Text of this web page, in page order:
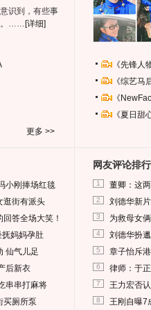
识到，有些事
。…… [详细]
更多 >>
《先锋
《综艺
《
《夏日
小刚捧场红毯
逛街有派头
答全场大笑！
妈妈孕肚
仙气儿足
后新衣
串串打麻将
买厕所泵
网友评论排行
1 董卿：这
2 刘德华新
3 为救母女
4 刘德华扮
5 章子怡斥
6 律师：于
7 王力宏否
8 王刚自曝7